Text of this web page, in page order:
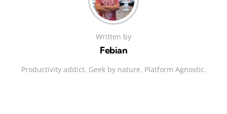
Written by
Febian
Productivity addict. Geek by nature. Platform Agnostic.